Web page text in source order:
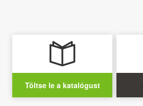
Töltse le a katalógust